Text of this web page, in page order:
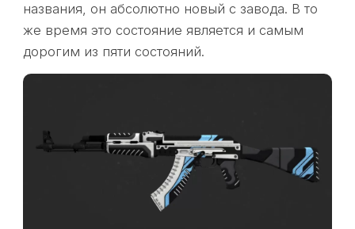
названия, он абсолютно новый с завода. В то
же время это состояние является и самым
дорогим из пяти состояний.